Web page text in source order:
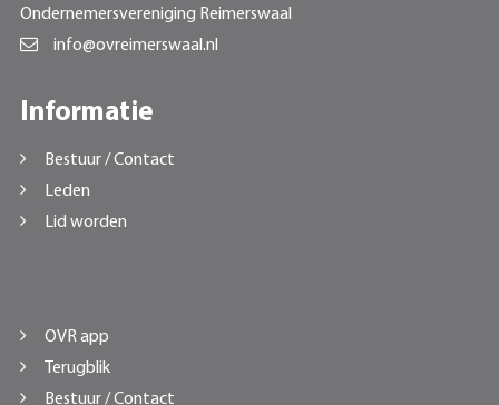
Ondernemersvereniging Reimerswaal
info@ovreimerswaal.nl
Informatie
Bestuur / Contact
Leden
Lid worden
OVR app
Terugblik
Bestuur / Contact